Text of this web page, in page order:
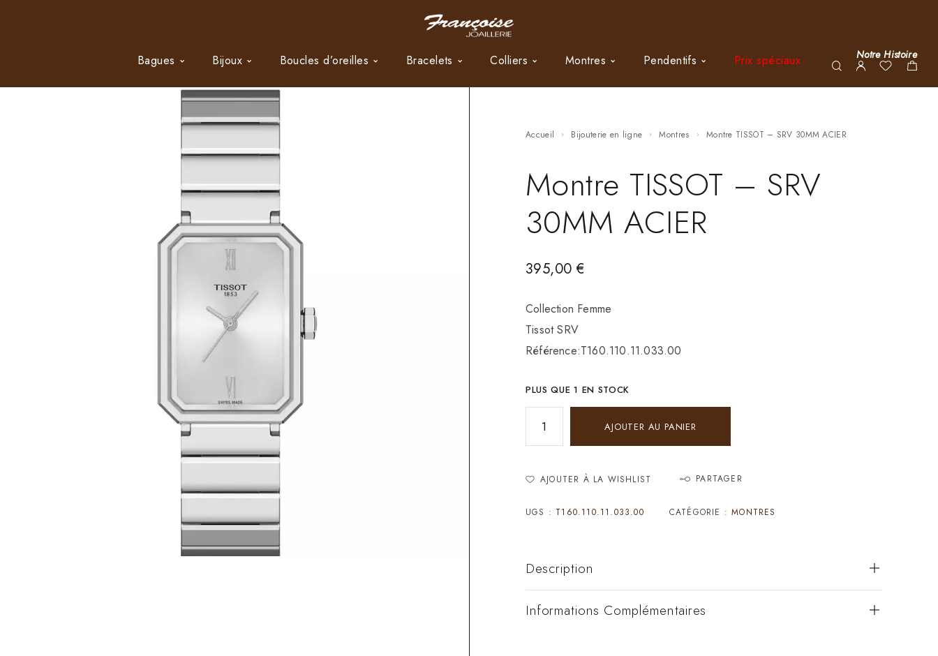
Bagues Bijoux Boucles d’oreilles Bracelets Colliers Montres Pendentifs Prix spéciaux Notre Histoire
Accueil Bijouterie en ligne Montres Montre TISSOT – SRV 30MM ACIER
Montre TISSOT – SRV
30MM ACIER
395,00€
Collection Femme
Tissot SRV
Référence:T160.110.11.033.00
PLUS QUE 1 EN STOCK
AJOUTER AU PANIER
AJOUTER À LA WISHLIST PARTAGER
UGS : T160.110.11.033.00 CATÉGORIE :MONTRES
Description
Informations Complémentaires